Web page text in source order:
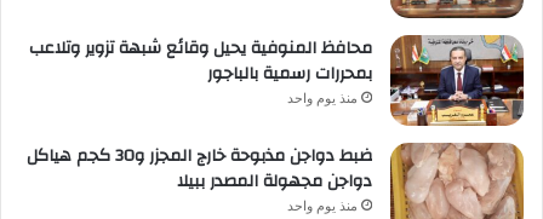
محافظ المنوفية يحيل وقائع شبهة تزوير وتلاعب
بمحررات رسمية بالباجور
منذ يوم واحد
ضبط دواجن مذبوحة خارج المجزر و30 كجم هياكل
دواجن مجهولة المصدر ببيلا
منذ يوم واحد